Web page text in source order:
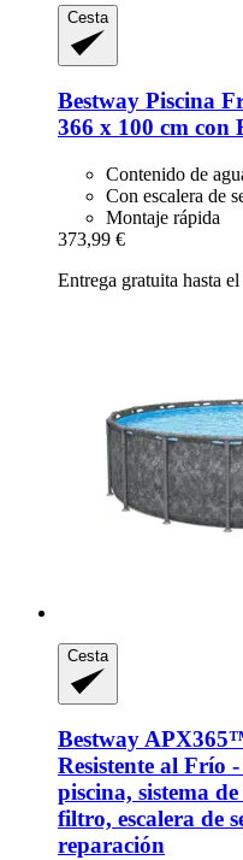
Cesta
Bestway Piscina
366 x 100 cm con
Contenido de
Con escalera de
Montaje rápida
373,99 €
Entrega gratuita hasta
Cesta
Bestway
Resistente al Frío
piscina, sistema
filtro, escalera de
reparación